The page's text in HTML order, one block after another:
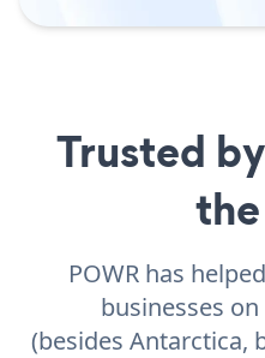
Trusted
POWR has
businesses
(besides Antarctica,